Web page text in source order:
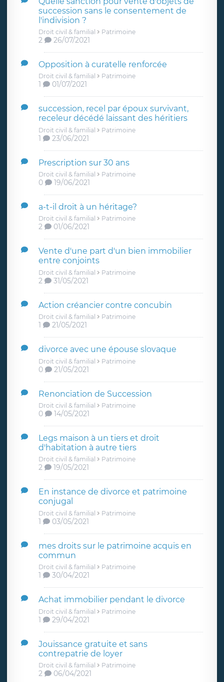
succession sans le consentement de
l'indivision ?
Droit civil & familial Patrimoine
2 26/07/2021
Opposition à curatelle renforcée
Droit civil & familial Patrimoine
1 01/07/2021
succession, recel par époux survivant,
receleur décédé laissant des héritiers
Droit civil & familial Patrimoine
1 23/06/2021
Prescription sur 30 ans
Droit civil & familial Patrimoine
0 19/06/2021
a-t-il droit à un héritage?
Droit civil & familial Patrimoine
2 01/06/2021
Vente d'une part d'un bien immobilier
entre conjoints
Droit civil & familial Patrimoine
2 31/05/2021
Action créancier contre concubin
Droit civil & familial Patrimoine
1 21/05/2021
divorce avec une épouse slovaque
Droit civil & familial Patrimoine
0 21/05/2021
Renonciation de Succession
Droit civil & familial Patrimoine
0 14/05/2021
Legs maison à un tiers et droit
d'habitation à autre tiers
Droit civil & familial Patrimoine
2 19/05/2021
En instance de divorce et patrimoine
conjugal
Droit civil & familial Patrimoine
1 03/05/2021
mes droits sur le patrimoine acquis en
commun
Droit civil & familial Patrimoine
1 30/04/2021
Achat immobilier pendant le divorce
Droit civil & familial Patrimoine
1 29/04/2021
Jouissance gratuite et sans
contrepatrie de loyer
Droit civil & familial Patrimoine
2 06/04/2021